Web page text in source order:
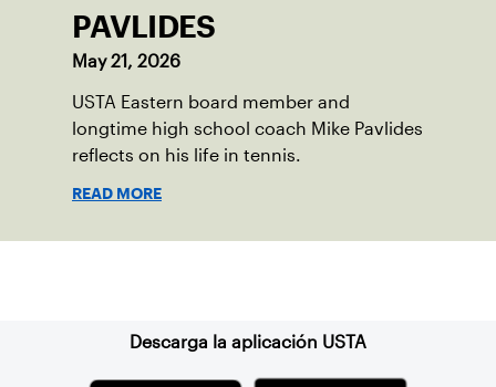
PAVLIDES
May 21, 2026
USTA Eastern board member and
longtime high school coach Mike Pavlides
reflects on his life in tennis.
READ MORE
Descarga la aplicación USTA